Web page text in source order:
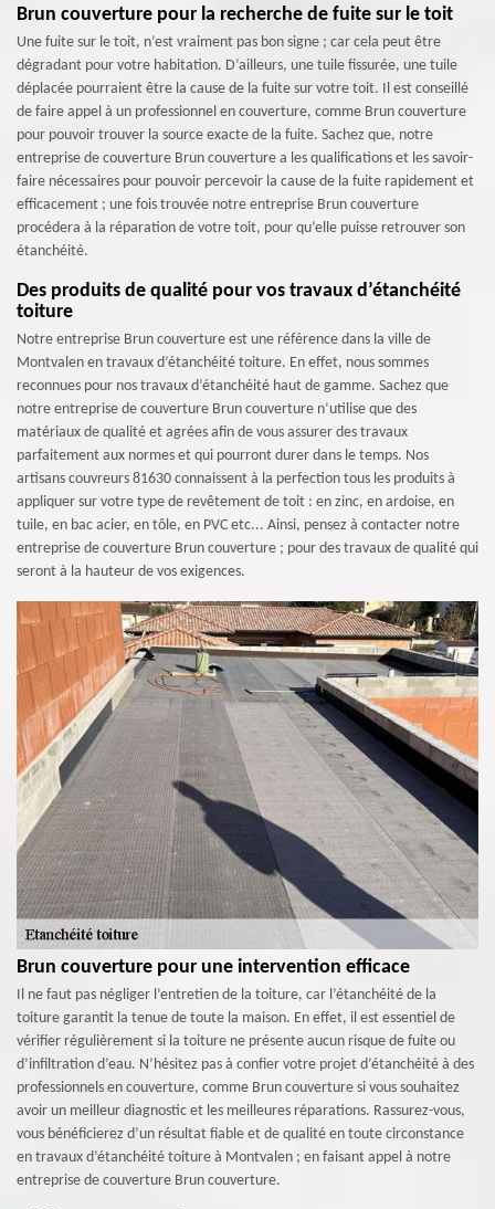
Brun couverture pour la recherche de fuite sur le toit
Une fuite sur le toit, n’est vraiment pas bon signe ; car cela peut être
dégradant pour votre habitation. D’ailleurs, une tuile fissurée, une tuile
déplacée pourraient être la cause de la fuite sur votre toit. Il est conseillé
de faire appel à un professionnel en couverture, comme Brun couverture
pour pouvoir trouver la source exacte de la fuite. Sachez que, notre
entreprise de couverture Brun couverture a les qualifications et les savoir-
faire nécessaires pour pouvoir percevoir la cause de la fuite rapidement et
efficacement ; une fois trouvée notre entreprise Brun couverture
procédera à la réparation de votre toit, pour qu’elle puisse retrouver son
étanchéité.
Des produits de qualité pour vos travaux d’étanchéité
toiture
Notre entreprise Brun couverture est une référence dans la ville de
Montvalen en travaux d’étanchéité toiture. En effet, nous sommes
reconnues pour nos travaux d’étanchéité haut de gamme. Sachez que
notre entreprise de couverture Brun couverture n’utilise que des
matériaux de qualité et agrées afin de vous assurer des travaux
parfaitement aux normes et qui pourront durer dans le temps. Nos
artisans couvreurs 81630 connaissent à la perfection tous les produits à
appliquer sur votre type de revêtement de toit : en zinc, en ardoise, en
tuile, en bac acier, en tôle, en PVC etc... Ainsi, pensez à contacter notre
entreprise de couverture Brun couverture ; pour des travaux de qualité qui
seront à la hauteur de vos exigences.
Brun couverture pour une intervention efficace
Il ne faut pas négliger l’entretien de la toiture, car l’étanchéité de la
toiture garantit la tenue de toute la maison. En effet, il est essentiel de
vérifier régulièrement si la toiture ne présente aucun risque de fuite ou
d’infiltration d’eau. N’hésitez pas à confier votre projet d’étanchéité à des
professionnels en couverture, comme Brun couverture si vous souhaitez
avoir un meilleur diagnostic et les meilleures réparations. Rassurez-vous,
vous bénéficierez d’un résultat fiable et de qualité en toute circonstance
en travaux d’étanchéité toiture à Montvalen ; en faisant appel à notre
entreprise de couverture Brun couverture.